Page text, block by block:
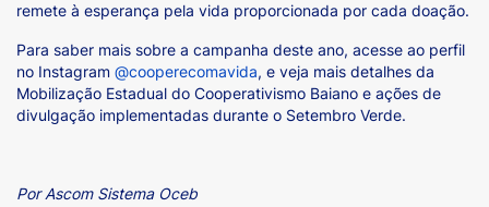
remete à esperança pela vida proporcionada por cada doação.
Para saber mais sobre a campanha deste ano, acesse ao perfil
no Instagram @cooperecomavida, e veja mais detalhes da
Mobilização Estadual do Cooperativismo Baiano e ações de
divulgação implementadas durante o Setembro Verde.
Por Ascom Sistema Oceb